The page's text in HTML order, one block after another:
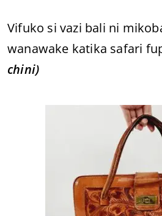
Vifuko si vazi bali ni
wanawake katika safari
chini)